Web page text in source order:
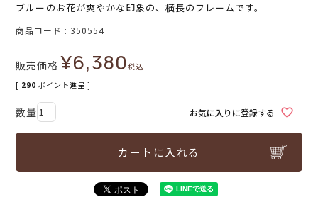
ブルーのお花が爽やかな印象の、横長のフレームです。
商品コード 350554
販売価格 ¥6,380税込
[ 290 ポイント進呈 ]
お気に入りに登録する
カートに入れる